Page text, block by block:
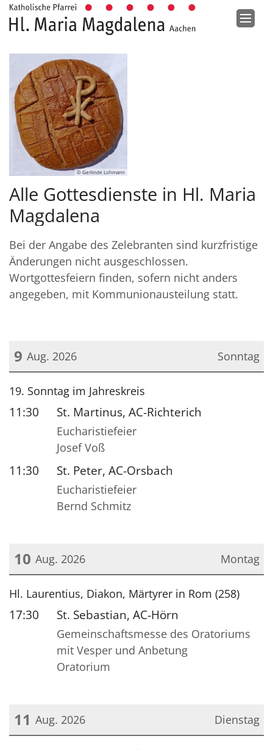
Zum Inhalt springen
© Gerlinde Lohmann
Alle Gottesdienste in Hl. Maria
Magdalena
Bei der Angabe des Zelebranten sind kurzfristige
Änderungen nicht ausgeschlossen.
Wortgottesfeiern finden, sofern nicht anders
angegeben, mit Kommunionausteilung statt.
Sonntag
9 Aug. 2026
Datum: 9. August 2026
19. Sonntag im Jahreskreis
11:30 St. Martinus, AC-Richterich
Eucharistiefeier
Josef Voß
11:30 St. Peter, AC-Orsbach
Eucharistiefeier
Bernd Schmitz
Montag
10 Aug. 2026
Datum: 10. August 2026
Hl. Laurentius, Diakon, Märtyrer in Rom (258)
17:30 St. Sebastian, AC-Hörn
Gemeinschaftsmesse des Oratoriums
mit Vesper und Anbetung
Oratorium
Dienstag
11 Aug. 2026